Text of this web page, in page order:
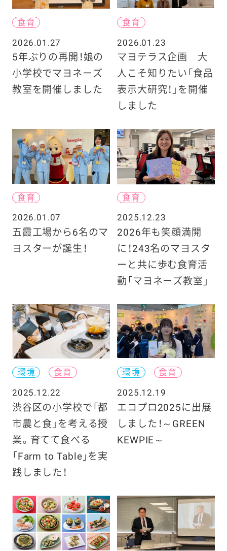
食育
2026.01.27
5年ぶりの再開！娘の
小学校でマヨネーズ
教室を開催しました
食育
2026.01.23
マヨテラス企画 大
人こそ知りたい「食品
表示大研究！」を開催
しました
食育
2026.01.07
五霞工場から6名のマ
ヨスターが誕生！
食育
2025.12.23
2026年も笑顔満開
に！243名のマヨスタ
ーと共に歩む食育活
動「マヨネーズ教室」
環境
食育
2025.12.22
渋谷区の小学校で「都
市農と食」を考える授
業。育てて食べる
「Farm to Table」を実
践しました！
環境
食育
2025.12.19
エコプロ2025に出展
しました！～GREEN
KEWPIE～